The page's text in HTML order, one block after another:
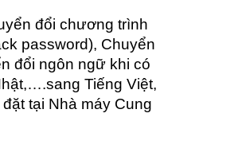
đổi chương trình
password), Chuyển
đổi ngôn ngữ khi có
Tiếng Việt,
tại Nhà máy Cung